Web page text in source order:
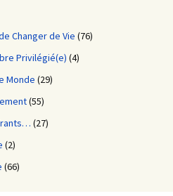
Changer de Vie (76)
Privilégié(e) (4)
Monde (29)
(55)
(27)
(2)
(66)